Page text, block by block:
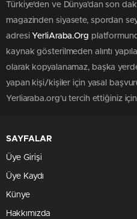
Türkiye'den ve Dünya’dan son
magazinden siyasete, spordan
adresi YerliAraba.Org
kaynak gösterilmeden alıntı
olarak kopyalanamaz, başka
yapan kişi/kişiler için yasal
Yerliaraba.org'u tercih ettiğiniz
SAYFALAR
Üye Girişi
Üye Kaydı
Künye
Hakkımızda